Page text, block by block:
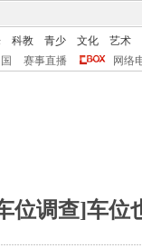
科教 青少 文化
艺术
赛事直播 网络
位调查]车位